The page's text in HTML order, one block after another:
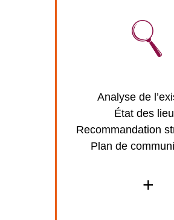
Analyse de
État des
Recommandation
Plan de
+